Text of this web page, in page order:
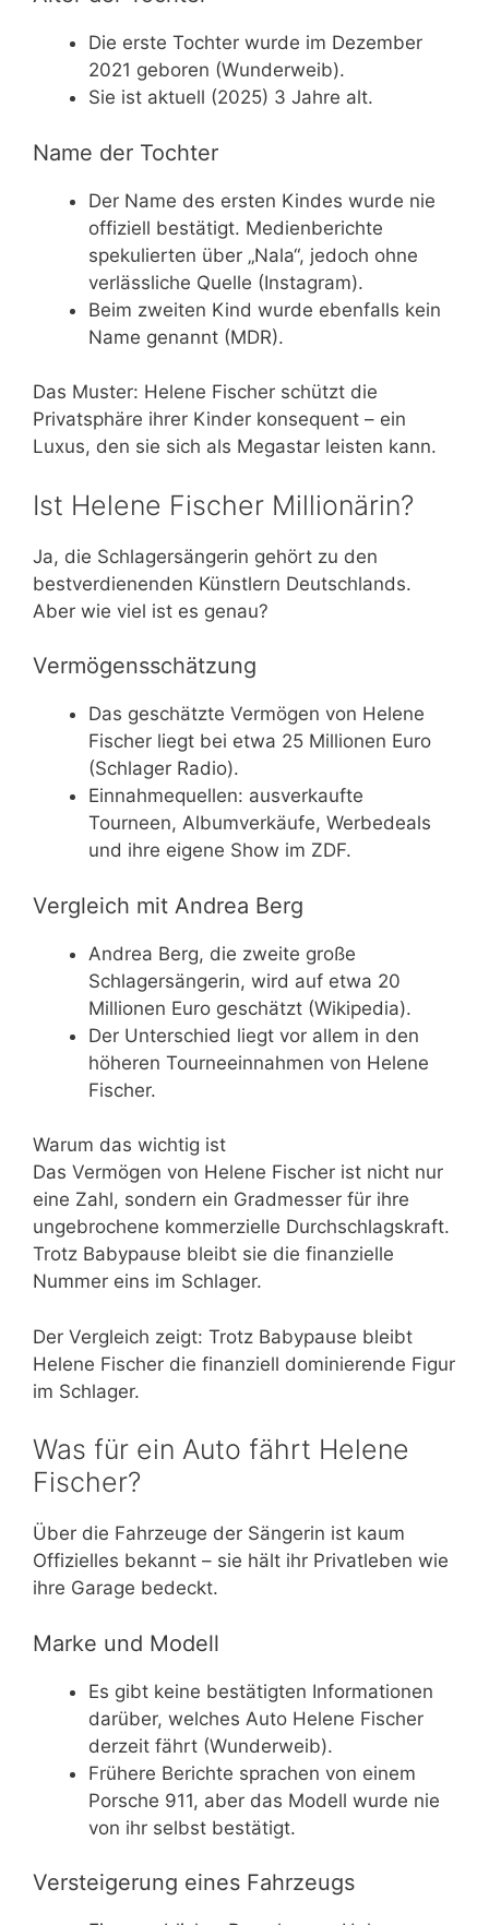
Die erste Tochter wurde im Dezember
2021 geboren (Wunderweib).
Sie ist aktuell (2025) 3 Jahre alt.
Name der Tochter
Der Name des ersten Kindes wurde nie
offiziell bestätigt. Medienberichte
spekulierten über „Nala“, jedoch ohne
verlässliche Quelle (Instagram).
Beim zweiten Kind wurde ebenfalls kein
Name genannt (MDR).
Das Muster: Helene Fischer schützt die
Privatsphäre ihrer Kinder konsequent – ein
Luxus, den sie sich als Megastar leisten kann.
Ist Helene Fischer Millionärin?
Ja, die Schlagersängerin gehört zu den
bestverdienenden Künstlern Deutschlands.
Aber wie viel ist es genau?
Vermögensschätzung
Das geschätzte Vermögen von Helene
Fischer liegt bei etwa 25 Millionen Euro
(Schlager Radio).
Einnahmequellen: ausverkaufte
Tourneen, Albumverkäufe, Werbedeals
und ihre eigene Show im ZDF.
Vergleich mit Andrea Berg
Andrea Berg, die zweite große
Schlagersängerin, wird auf etwa 20
Millionen Euro geschätzt (Wikipedia).
Der Unterschied liegt vor allem in den
höheren Tourneeinnahmen von Helene
Fischer.
Warum das wichtig ist
Das Vermögen von Helene Fischer ist nicht nur
eine Zahl, sondern ein Gradmesser für ihre
ungebrochene kommerzielle Durchschlagskraft.
Trotz Babypause bleibt sie die finanzielle
Nummer eins im Schlager.
Der Vergleich zeigt: Trotz Babypause bleibt
Helene Fischer die finanziell dominierende Figur
im Schlager.
Was für ein Auto fährt Helene
Fischer?
Über die Fahrzeuge der Sängerin ist kaum
Offizielles bekannt – sie hält ihr Privatleben wie
ihre Garage bedeckt.
Marke und Modell
Es gibt keine bestätigten Informationen
darüber, welches Auto Helene Fischer
derzeit fährt (Wunderweib).
Frühere Berichte sprachen von einem
Porsche 911, aber das Modell wurde nie
von ihr selbst bestätigt.
Versteigerung eines Fahrzeugs